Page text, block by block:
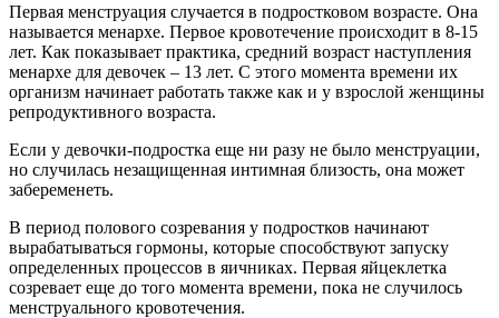
Первая менструация случается в подростковом возрасте. Она
называется менархе. Первое кровотечение происходит в 8-15
лет. Как показывает практика, средний возраст наступления
менархе для девочек – 13 лет. С этого момента времени их
организм начинает работать также как и у взрослой женщины
репродуктивного возраста.
Если у девочки-подростка еще ни разу не было менструации,
но случилась незащищенная интимная близость, она может
забеременеть.
В период полового созревания у подростков начинают
вырабатываться гормоны, которые способствуют запуску
определенных процессов в яичниках. Первая яйцеклетка
созревает еще до того момента времени, пока не случилось
менструального кровотечения.